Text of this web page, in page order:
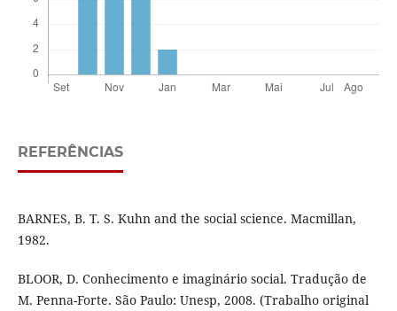
REFERÊNCIAS
BARNES, B. T. S. Kuhn and the social science. Macmillan,
1982.
BLOOR, D. Conhecimento e imaginário social. Tradução de
M. Penna-Forte. São Paulo: Unesp, 2008. (Trabalho original